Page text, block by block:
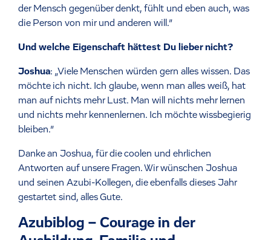
der Mensch gegenüber denkt, fühlt und eben auch, was
die Person von mir und anderen will.”
Und welche Eigenschaft hättest Du lieber nicht?
Joshua: „Viele Menschen würden gern alles wissen. Das
möchte ich nicht. Ich glaube, wenn man alles weiß, hat
man auf nichts mehr Lust. Man will nichts mehr lernen
und nichts mehr kennenlernen. Ich möchte wissbegierig
bleiben.”
Danke an Joshua, für die coolen und ehrlichen
Antworten auf unsere Fragen. Wir wünschen Joshua
und seinen Azubi-Kollegen, die ebenfalls dieses Jahr
gestartet sind, alles Gute.
Azubiblog – Courage in der